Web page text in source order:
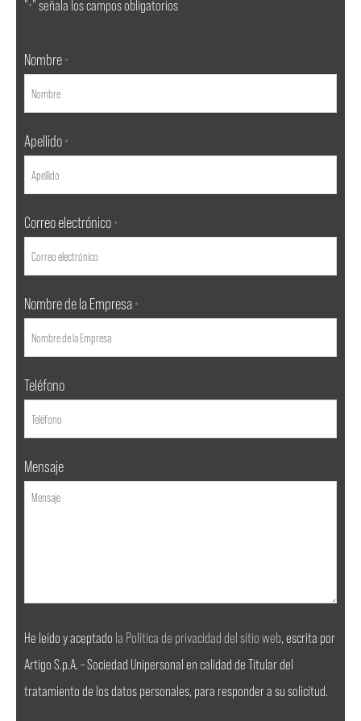
"*" señala los campos obligatorios
Nombre *
Apellido *
Correo electrónico *
Nombre de la Empresa *
Teléfono
Mensaje
He leído y aceptado la Política de privacidad del sitio web, escrita por
Artigo S.p.A. – Sociedad Unipersonal en calidad de Titular del
tratamiento de los datos personales, para responder a su solicitud.